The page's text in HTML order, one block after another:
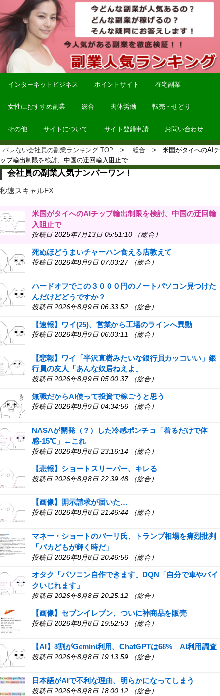
インターネットビジネス ポイントサイト 在宅副業
女性におすすめ副業 総合 肉体労働 転売・せどり
その他 サイトについて サイト登録申請 お問い合わせ
バレない会社員の副業ランキング TOP 総合
米国がタイへのAIチ
ップ輸出制限を検討、中国の迂回輸入阻止で
会社員の副業人気ナンバーワン！
秒速スキャルFX
米国がタイへのAIチップ輸出制限を検討、中国の迂回輸
入阻止で
投稿日 2025年7月13日 05:51:10 （総合）
死ぬほどうまいチャーハン食える店教えて
投稿日 2026年8月9日 07:03:27 （総合）
ハードオフでこの３０００円のノートパソコン見つけた
んだけどどうですか？
投稿日 2026年8月9日 06:33:52 （総合）
【速報】ワイ(25)、営業から工場のラインへ異動
投稿日 2026年8月9日 06:03:11 （総合）
【悲報】ワイ「半沢直樹みたいな銀行員カッコいい」銀
行員の友人「あんな奴居ねえよ」
投稿日 2026年8月9日 05:00:37 （総合）
無職だからAI使って投資で稼ごうと思う
投稿日 2026年8月9日 04:34:56 （総合）
NASAが開発（？）した冷感ポンチョ「着るだけで体
感-15℃」←これ
投稿日 2026年8月8日 23:16:14 （総合）
【悲報】ショートスリーパー、キレる
投稿日 2026年8月8日 22:39:48 （総合）
【画像】開示請求が届いた…
投稿日 2026年8月8日 21:46:44 （総合）
マネー・ショートのバーリ氏、トランプ相場を痛烈批判
「バカどもが輝く時だ」
投稿日 2026年8月8日 20:46:56 （総合）
オタク「パソコン自作できます」DQN「自分で車やバイ
クいじれます」
投稿日 2026年8月8日 20:25:12 （総合）
【画像】セブンイレブン、ついに神商品を販売
投稿日 2026年8月8日 19:52:53 （総合）
【AI】8割がGemini利用、ChatGPTは68% AI利用調査
投稿日 2026年8月8日 19:13:59 （総合）
日本語がAIで不利な理由、明らかになってしまう
投稿日 2026年8月8日 18:00:12 （総合）